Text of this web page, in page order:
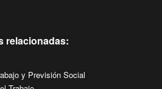
relacionadas:
y Previsión Social